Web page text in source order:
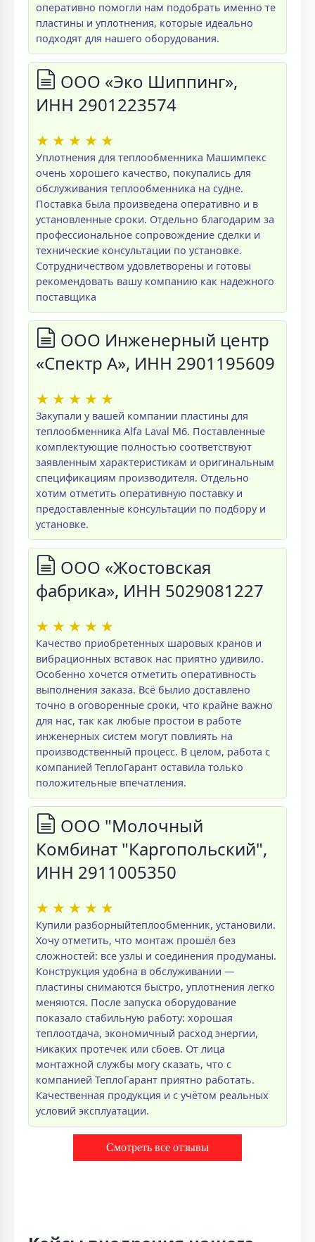
оперативно помогли нам подобрать именно те
пластины и уплотнения, которые идеально
подходят для нашего оборудования.
ООО «Эко Шиппинг»,
ИНН 2901223574
★ ★ ★ ★ ★
Уплотнения для теплообменника Машимпекс
очень хорошего качество, покупались для
обслуживания теплообменника на судне.
Поставка была произведена оперативно и в
установленные сроки. Отдельно благодарим за
профессиональное сопровождение сделки и
технические консультации по установке.
Сотрудничеством удовлетворены и готовы
рекомендовать вашу компанию как надежного
поставщика
ООО Инженерный центр
«Спектр А», ИНН 2901195609
★ ★ ★ ★ ★
Закупали у вашей компании пластины для
теплообменника Alfa Laval M6. Поставленные
комплектующие полностью соответствуют
заявленным характеристикам и оригинальным
спецификациям производителя. Отдельно
хотим отметить оперативную поставку и
предоставленные консультации по подбору и
установке.
ООО «Жостовская
фабрика», ИНН 5029081227
★ ★ ★ ★ ★
Качество приобретенных шаровых кранов и
вибрационных вставок нас приятно удивило.
Особенно хочется отметить оперативность
выполнения заказа. Всё былио доставлено
точно в оговоренные сроки, что крайне важно
для нас, так как любые простои в работе
инженерных систем могут повлиять на
производственный процесс. В целом, работа с
компанией ТеплоГарант оставила только
положительные впечатления.
ООО "Молочный
Комбинат "Каргопольский",
ИНН 2911005350
★ ★ ★ ★ ★
Купили разборныйтеплообменник, установили.
Хочу отметить, что монтаж прошёл без
сложностей: все узлы и соединения продуманы.
Конструкция удобна в обслуживании —
пластины снимаются быстро, уплотнения легко
меняются. После запуска оборудование
показало стабильную работу: хорошая
теплоотдача, экономичный расход энергии,
никаких протечек или сбоев. От лица
монтажной службы могу сказать, что с
компанией ТеплоГарант приятно работать.
Качественная продукция и с учётом реальных
условий эксплуатации.
Смотреть все отзывы